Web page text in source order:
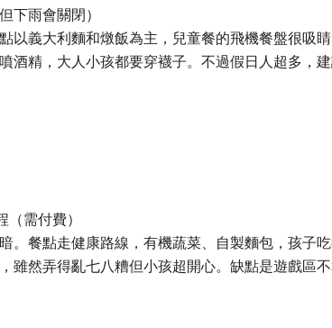
下雨會關閉）
以義大利麵和燉飯為主，兒童餐的飛機餐盤很吸
酒精，大人小孩都要穿襪子。不過假日人超多，
需付費）
。餐點走健康路線，有機蔬菜、自製麵包，孩子
雖然弄得亂七八糟但小孩超開心。缺點是遊戲區